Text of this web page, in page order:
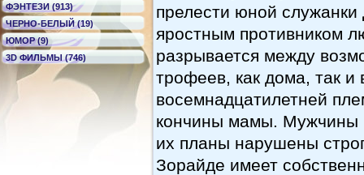
ФЭНТЕЗИ (913)
ЧЕРНО-БЕЛЫЙ (19)
ЮМОР (9)
3D ФИЛЬМЫ (746)
прелести юной
яростным противником
разрывается между
трофеев, как дома, так и
восемнадцатилетней
кончины мамы. Мужчины
их планы нарушены
Зорайде имеет